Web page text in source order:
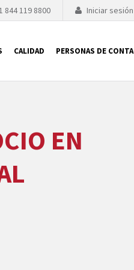
Iniciar sesión
844 119 8800
CALIDAD PERSONAS DE
de sus
El fabricante
posible debido a
técnico o sustitución
Búsqueda
EN